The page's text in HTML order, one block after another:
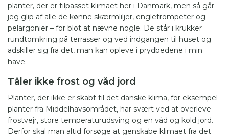
planter, der er tilpasset klimaet her i Danmark, men så går
jeg glip af alle de kønne skærmliljer, engletrompeter og
pelargonier – for blot at nævne nogle. De står i krukker
rundtomkring på terrasser og ved indgangen til huset og
adskiller sig fra det, man kan opleve i prydbedene i min
have.
Tåler ikke frost og våd jord
Planter, der ikke er skabt til det danske klima, for eksempel
planter fra Middelhavsområdet, har svært ved at overleve
frostvejr, store temperaturudsving og en våd og kold jord.
Derfor skal man altid forsøge at genskabe klimaet fra det